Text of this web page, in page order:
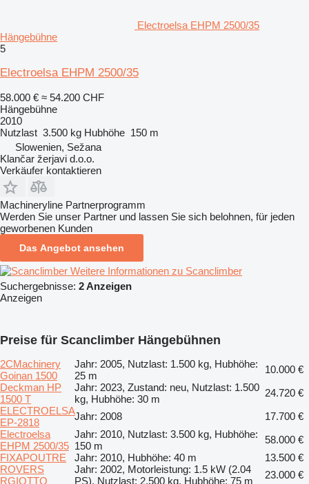
Electroelsa EHPM 2500/35
Hängebühne
5
Electroelsa EHPM 2500/35
58.000 € ≈ 54.200 CHF
Hängebühne
2010
Nutzlast 3.500 kg Hubhöhe 150 m
Slowenien, Sežana
Klančar žerjavi d.o.o.
Verkäufer kontaktieren
Machineryline Partnerprogramm
Werden Sie unser Partner und lassen Sie sich belohnen, für jeden
geworbenen Kunden
Das Angebot ansehen
Weitere Informationen zu Scanclimber
Suchergebnisse: 2 Anzeigen
Anzeigen
Preise für Scanclimber Hängebühnen
2CMachinery
Goinan 1500
Jahr: 2005, Nutzlast: 1.500 kg, Hubhöhe:
25 m
10.000 €
Deckman HP
1500 T
Jahr: 2023, Zustand: neu, Nutzlast: 1.500
kg, Hubhöhe: 30 m
24.720 €
ELECTROELSA
EP-2818
Jahr: 2008
17.700 €
Electroelsa
EHPM 2500/35
Jahr: 2010, Nutzlast: 3.500 kg, Hubhöhe:
150 m
58.000 €
FIXAPOUTRE
Jahr: 2010, Hubhöhe: 40 m
13.500 €
ROVERS
RGIOTTO
Jahr: 2002, Motorleistung: 1.5 kW (2.04
PS), Nutzlast: 2.500 kg, Hubhöhe: 75 m
23.000 €